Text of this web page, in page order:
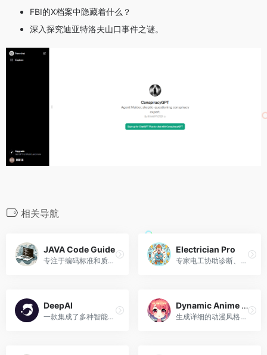
FBI的X档案中隐藏着什么？
深入探究迪亚特洛夫山口事件之谜。
相关导航
JAVA Code Guide
专注于编码标准和质量的JAVA开发助手。
Electrician Pro
专家电工协助诊断、维修和安全。
DeepAI
一款集成了多种智能功能的综合性AI应用
Dynamic Anime Female Character Generator
生成详细的动漫风格女性角色图像